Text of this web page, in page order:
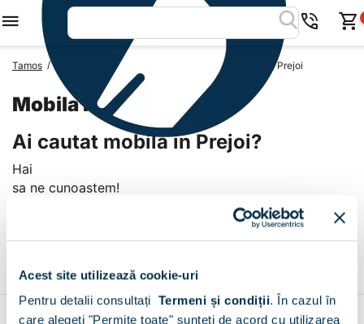
Acest site utilizează cookie-uri
Pentru detalii consultați Termeni și condiții. În cazul în
care alegeți "Permite toate" sunteți de acord cu utilizarea
Tamos / Mobila Romania Mobila Judetul Dolj Mobila Prejoi
Mobila Prejoi
Ai cautat mobila in Prejoi?
Hai
sa ne cunoastem!
+